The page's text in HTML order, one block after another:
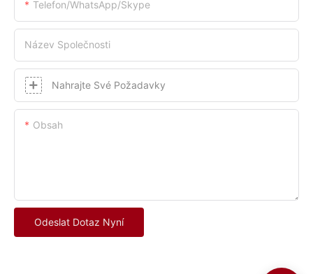
Telefon/whatsApp/skype
Název Společnosti
Nahrajte Své Požadavky
Obsah
Odeslat Dotaz Nyní